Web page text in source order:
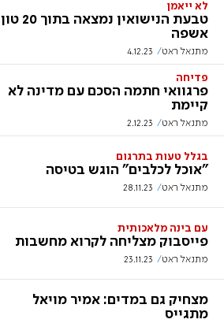
לא ייאמן
טבעת הנישואין נמצאה בתוך 20 טון
אשפה
מתנאל ראט 4.12.23
פדיחה
פרגוואי חתמה הסכם עם מדינה לא
קיימת
מתנאל ראט 2.12.23
בגלל טעות בתרגום
"אוכל לכלבים" הוגש בטיסה
מתנאל ראט 28.11.23
עם בינה מלאכותית
פייסבוק מצליחה לקרוא מחשבות
מתנאל ראט 23.11.23
מצחיק גם במדים: אמיר מויאל
מתגייס